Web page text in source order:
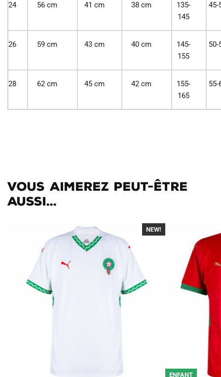
24 56 cm 41 cm 38 cm
135-
145
45-
26 59 cm 43 cm 40 cm
145-
155
50-
28 62 cm 45 cm 42 cm
155-
165
55-
Vous aimerez peut-être
aussi...
-40%
NEW!
ENFANT